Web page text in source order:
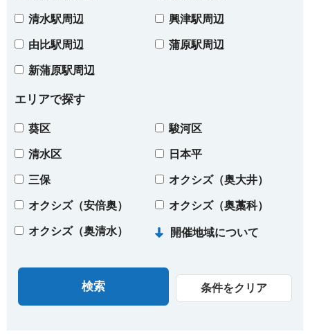
清水駅周辺 興津駅周辺
由比駅周辺 蒲原駅周辺
新蒲原駅周辺
エリアで探す
葵区 駿河区
清水区 日本平
三保 オクシズ（奥大井）
オクシズ（安倍奥） オクシズ（奥藁科）
オクシズ（奥清水） 開催地域について
条件をクリア